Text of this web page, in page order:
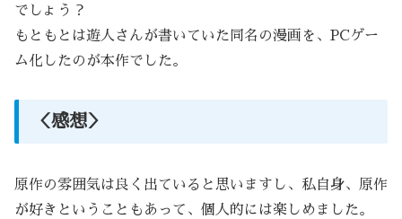
でしょう？
もともとは遊人さんが書いていた同名の漫画を、PCゲー
ム化したのが本作でした。
＜感想＞
原作の雰囲気は良く出ていると思いますし、私自身、原作
が好きということもあって、個人的には楽しめました。